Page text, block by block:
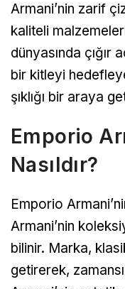
Armani’nin zarif
kaliteli
dünyasında çığır
bir kitleyi
şıklığı bir araya
Emporio
Nasıldır?
Emporio
Armani’nin
bilinir. Marka,
getirerek,